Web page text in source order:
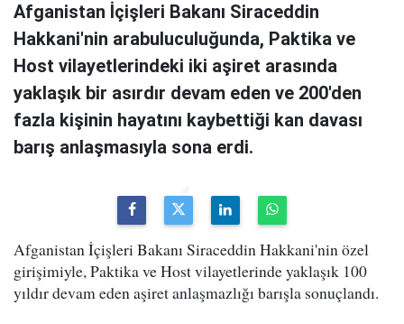
Afganistan İçişleri Bakanı Siraceddin
Hakkani'nin arabuluculuğunda, Paktika ve
Host vilayetlerindeki iki aşiret arasında
yaklaşık bir asırdır devam eden ve 200'den
fazla kişinin hayatını kaybettiği kan davası
barış anlaşmasıyla sona erdi.
Afganistan İçişleri Bakanı Siraceddin Hakkani'nin özel
girişimiyle, Paktika ve Host vilayetlerinde yaklaşık 100
yıldır devam eden aşiret anlaşmazlığı barışla sonuçlandı.